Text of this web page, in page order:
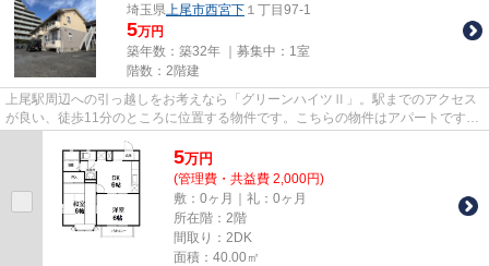
埼玉県上尾市西宮下 １丁目97-1
5万円
築年数：築32年 ｜募集中： 1室
階数：2階建
上尾駅周辺への引っ越しをお考えなら「グリーンハイツⅡ」。駅までのアクセス
が良い、徒歩11分のところに位置する物件です。こちらの物件はアパートです。
5万円
(管理費・共益費 2,000円)
敷：0ヶ月｜礼：0ヶ月
所在階：2階
間取り：2DK
面積：40.00㎡